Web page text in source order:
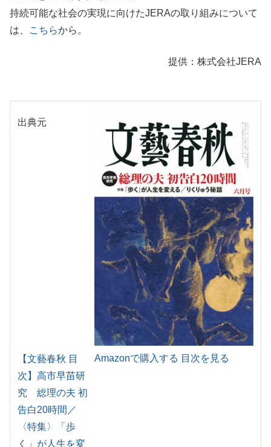
持続可能な社会の実現に向けたJERAの取り組みについて
は、
こちらから。
提供：株式会社JERA
出典元
【文藝春秋 目
次】高市早苗研
究 総理の夫 初
告白20時間／
〈特集〉「歩
く」が人生を変
Amazonで購入する 目次を見る